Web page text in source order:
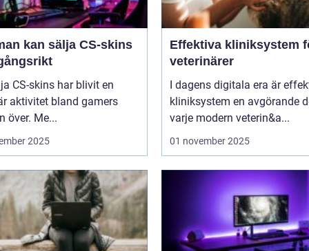
kan sälja CS-skins
CS-skins har blivit en
aktivitet bland gamers
över. Me...
2025
Effektiva kliniksystem
veterinärer
I dagens digitala era är
kliniksystem en avgörande
varje modern veterin&a...
01 november 2025